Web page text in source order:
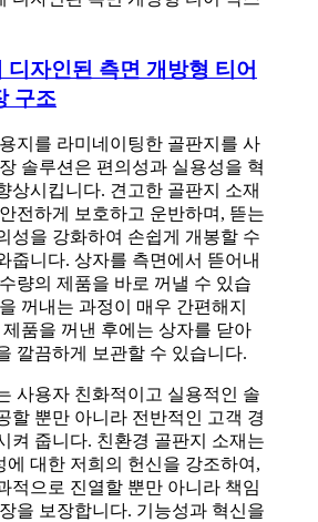
디자인된 측면 개방형 티어
구조
지를 라미네이팅한 골판지를 사
솔루션은 편의성과 실용성을 혁
상시킵니다. 견고한 골판지 소재
전하게 보호하고 운반하며, 뜯는
성을 강화하여 손쉽게 개봉할 수
줍니다. 상자를 측면에서 뜯어내
량의 제품을 바로 꺼낼 수 있습
꺼내는 과정이 매우 간편해지
품을 꺼낸 후에는 상자를 닫아
깔끔하게 보관할 수 있습니다.
사용자 친화적이고 실용적인 솔
할 뿐만 아니라 전반적인 고객 경
켜 줍니다. 친환경 골판지 소재는
에 대한 저희의 헌신을 강조하여,
적으로 진열할 뿐만 아니라 책임
을 보장합니다. 기능성과 혁신을